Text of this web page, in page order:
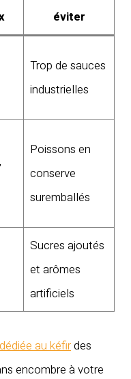
éviter
Trop de sauces
industrielles
Poissons en
conserve
suremballés
Sucres ajoutés
et arômes
artificiels
au kéfirdes
encombre à votre